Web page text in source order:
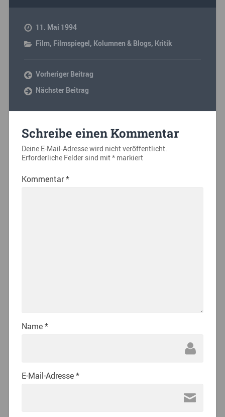
11. Mai 1994
Film, Filmspiegel, Kolumnen & Blogs, Kritik
Vorheriger Beitrag
Nächster Beitrag
Schreibe einen Kommentar
Deine E-Mail-Adresse wird nicht veröffentlicht.
Erforderliche Felder sind mit*markiert
Kommentar*
Name*
E-Mail-Adresse*